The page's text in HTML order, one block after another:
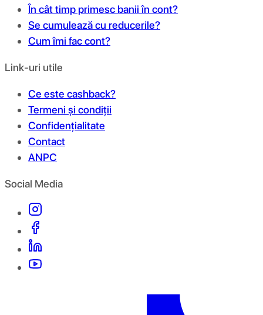
În cât timp primesc banii în cont?
Se cumulează cu reducerile?
Cum îmi fac cont?
Link-uri utile
Ce este cashback?
Termeni și condiții
Confidențialitate
Contact
ANPC
Social Media